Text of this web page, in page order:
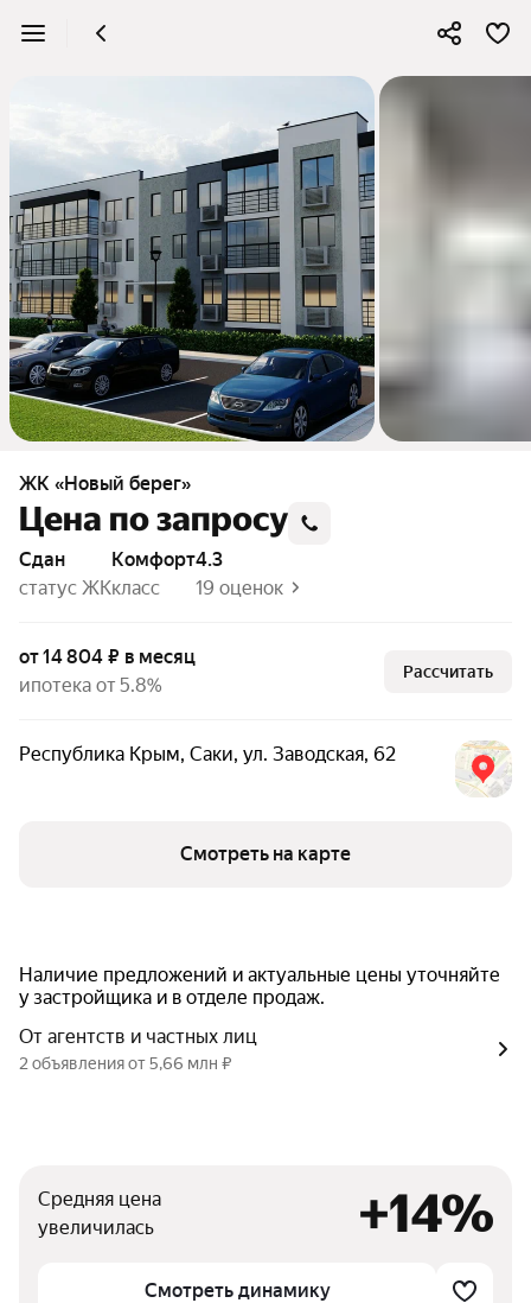
ЖК «Новый берег»
Цена по запросу
Сдан
статус ЖК
комфорт
класс
4.3
19 оценок
от 14 804 ₽ в месяц
ипотека от 5.8%
Рассчитать
Республика Крым, Саки, ул. Заводская, 62
Смотреть на карте
Наличие предложений и актуальные цены уточняйте
у застройщика и в отделе продаж.
От агентств и частных лиц
2 объявления от 5,66 млн ₽
Средняя цена
увеличилась
+14%
Смотреть динамику